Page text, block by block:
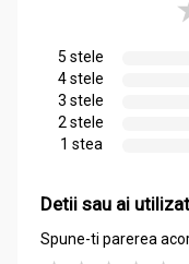
5 stele
4 stele
3 stele
2 stele
1 stea
Detii sau ai
Spune-ti parerea